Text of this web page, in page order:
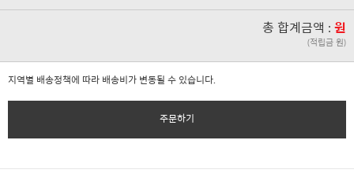
총 합계금액 : 원
(적립금 원)
지역별 배송정책에 따라 배송비가 변동될 수 있습니다.
주문하기